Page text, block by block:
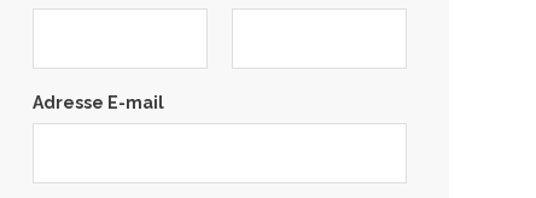
Adresse E-mail